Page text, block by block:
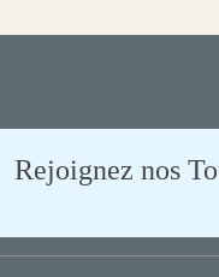
Rejoignez nos